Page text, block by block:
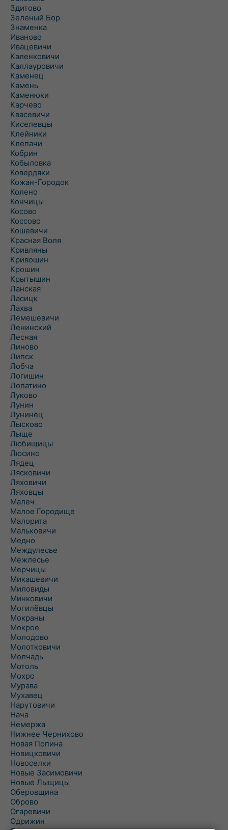
Здитово
Зеленый Бор
Знаменка
Иваново
Ивацевичи
Каленковичи
Каллауровичи
Каменец
Камень
Каменюки
Карчево
Квасевичи
Киселевцы
Клейники
Клепачи
Кобрин
Кобыловка
Ковердяки
Кожан-Городок
Колено
Кончицы
Косово
Коссово
Кошевичи
Красная Воля
Кривляны
Кривошин
Крошин
Крытышин
Ланская
Ласицк
Лахва
Лемешевичи
Ленинский
Лесная
Линово
Липск
Лобча
Логишин
Лопатино
Луково
Лунин
Лунинец
Лысково
Лыще
Любищицы
Люсино
Лядец
Лясковичи
Ляховичи
Ляховцы
Малеч
Малое Городище
Малорита
Мальковичи
Медно
Междулесье
Межлесье
Мерчицы
Микашевичи
Миловиды
Минковичи
Могилёвцы
Мокраны
Мокрое
Молодово
Молотковичи
Молчадь
Мотоль
Мохро
Мурава
Мухавец
Нарутовичи
Нача
Немержа
Нижнее Чернихово
Новая Попина
Новицковичи
Новоселки
Новые Засимовичи
Новые Лыщицы
Оберовщина
Оброво
Огаревичи
Одрижин